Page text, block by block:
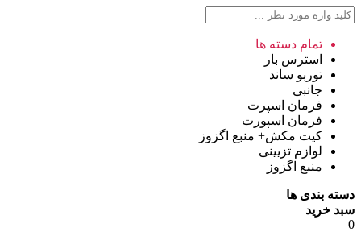
تمام دسته ها
استرس بار
توربو ساند
جانبی
فرمان اسپرت
فرمان اسپورت
کیت مکش+ منبع اگزوز
لوازم تزیینی
منبع اگزوز
دسته بندی ها
سبد خرید
0